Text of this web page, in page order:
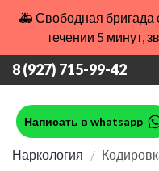
🚑 Свободная бригада
течении 5 минут,
8 (927) 715-99-42
Написать в whatsapp
Наркология